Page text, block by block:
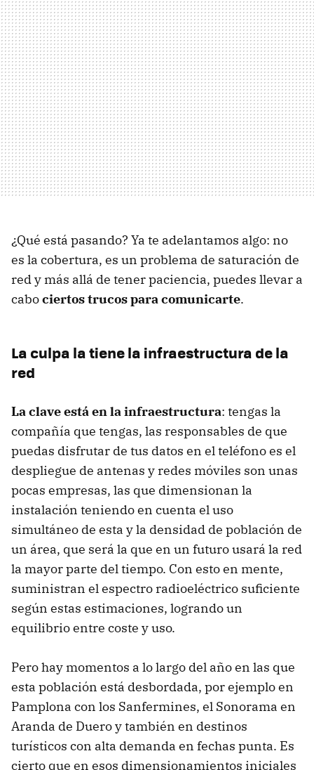
¿Qué está pasando? Ya te adelantamos algo: no
es la cobertura, es un problema de saturación de
red y más allá de tener paciencia, puedes llevar a
cabociertos trucos para comunicarte.
La culpa la tiene la infraestructura de la
red
La clave está en la infraestructura: tengas la
compañía que tengas, las responsables de que
puedas disfrutar de tus datos en el teléfono es el
despliegue de antenas y redes móviles son unas
pocas empresas, las que dimensionan la
instalación teniendo en cuenta el uso
simultáneo de esta y la densidad de población de
un área, que será la que en un futuro usará la red
la mayor parte del tiempo. Con esto en mente,
suministran el espectro radioeléctrico suficiente
según estas estimaciones, logrando un
equilibrio entre coste y uso.
Pero hay momentos a lo largo del año en las que
esta población está desbordada, por ejemplo en
Pamplona con los Sanfermines, el Sonorama en
Aranda de Duero y también en destinos
turísticos con alta demanda en fechas punta. Es
cierto que en esos dimensionamientos iniciales